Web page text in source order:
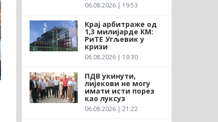
06.08.2026 | 19:53
Крај арбитраже од
1,3 милијарде КМ:
РиТЕ Угљевик у
кризи
06.08.2026 | 19:30
ПДВ укинути,
лијекови не могу
имати исти порез
као луксуз
06.08.2026 | 21:22